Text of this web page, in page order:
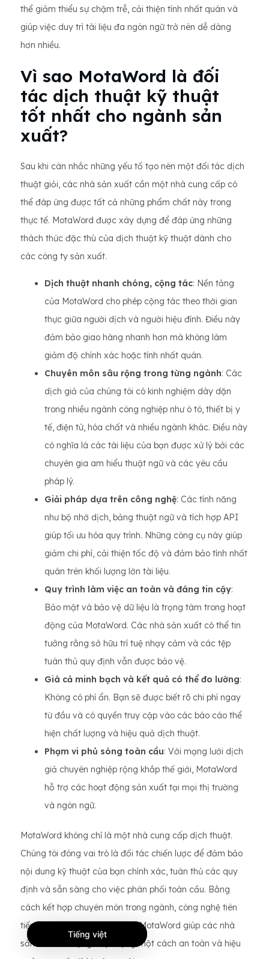
thể giảm thiểu sự chậm trễ, cải thiện tính nhất quán và
giúp việc duy trì tài liệu đa ngôn ngữ trở nên dễ dàng
hơn nhiều.
Vì sao MotaWord là đối
tác dịch thuật kỹ thuật
tốt nhất cho ngành sản
xuất?
Sau khi cân nhắc những yếu tố tạo nên một đối tác dịch
thuật giỏi, các nhà sản xuất cần một nhà cung cấp có
thể đáp ứng được tất cả những phẩm chất này trong
thực tế. MotaWord được xây dựng để đáp ứng những
thách thức đặc thù của dịch thuật kỹ thuật dành cho
các công ty sản xuất.
Dịch thuật nhanh chóng, cộng tác: Nền tảng
của MotaWord cho phép cộng tác theo thời gian
thực giữa người dịch và người hiệu đính. Điều này
đảm bảo giao hàng nhanh hơn mà không làm
giảm độ chính xác hoặc tính nhất quán.
Chuyên môn sâu rộng trong từng ngành: Các
dịch giả của chúng tôi có kinh nghiệm dày dặn
trong nhiều ngành công nghiệp như ô tô, thiết bị y
tế, điện tử, hóa chất và nhiều ngành khác. Điều này
có nghĩa là các tài liệu của bạn được xử lý bởi các
chuyên gia am hiểu thuật ngữ và các yêu cầu
pháp lý.
Giải pháp dựa trên công nghệ: Các tính năng
như bộ nhớ dịch, bảng thuật ngữ và tích hợp API
giúp tối ưu hóa quy trình. Những công cụ này giúp
giảm chi phí, cải thiện tốc độ và đảm bảo tính nhất
quán trên khối lượng lớn tài liệu.
Quy trình làm việc an toàn và đáng tin cậy:
Bảo mật và bảo vệ dữ liệu là trọng tâm trong hoạt
động của MotaWord. Các nhà sản xuất có thể tin
tưởng rằng sở hữu trí tuệ nhạy cảm và các tệp
tuân thủ quy định vẫn được bảo vệ.
Giá cả minh bạch và kết quả có thể đo lường:
Không có phí ẩn. Bạn sẽ được biết rõ chi phí ngay
từ đầu và có quyền truy cập vào các báo cáo thể
hiện chất lượng và hiệu quả dịch thuật.
Phạm vi phủ sóng toàn cầu: Với mạng lưới dịch
giả chuyên nghiệp rộng khắp thế giới, MotaWord
hỗ trợ các hoạt động sản xuất tại mọi thị trường
và ngôn ngữ.
MotaWord không chỉ là một nhà cung cấp dịch thuật.
Chúng tôi đóng vai trò là đối tác chiến lược để đảm bảo
nội dung kỹ thuật của bạn chính xác, tuân thủ các quy
định và sẵn sàng cho việc phân phối toàn cầu. Bằng
cách kết hợp chuyên môn trong ngành, công nghệ tiên
tiến và phương pháp hợp tác, MotaWord giúp các nhà
sản xuất mở rộng hoạt động một cách an toàn và hiệu
Tiếng việt